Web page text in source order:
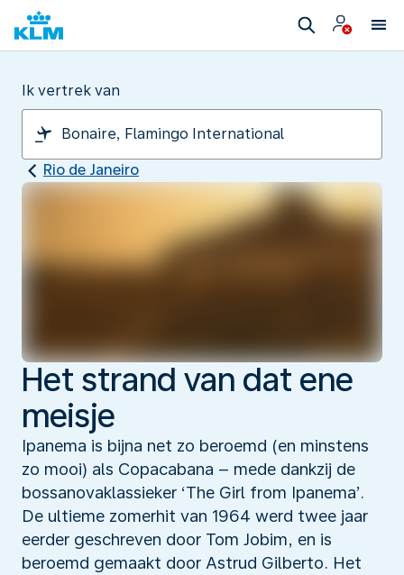
Ik vertrek van
Rio de Janeiro
Het strand van dat ene
meisje
Ipanema is bijna net zo beroemd (en minstens
zo mooi) als Copacabana – mede dankzij de
bossanovaklassieker ‘The Girl from Ipanema’.
De ultieme zomerhit van 1964 werd twee jaar
eerder geschreven door Tom Jobim, en is
beroemd gemaakt door Astrud Gilberto. Het